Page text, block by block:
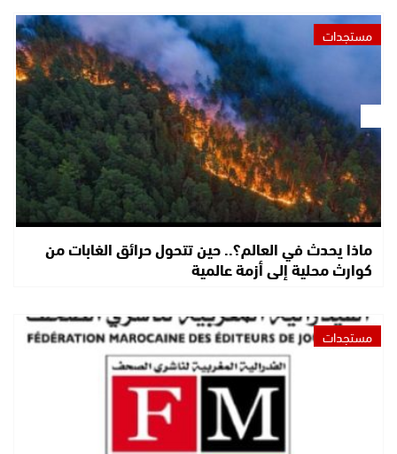
مستجدات
ماذا يحدث في العالم؟.. حين تتحول حرائق الغابات من
كوارث محلية إلى أزمة عالمية
مستجدات